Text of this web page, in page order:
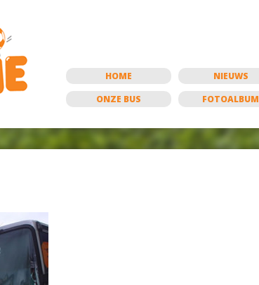
HOME NIEUWS
ONZE BUS
FOTOALBUM